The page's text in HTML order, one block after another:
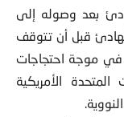
بعد وصوله إلى
الهادئ قبل أن تتوقف
بعد أن تسببت في موجة احتجاجات
المتحدة الأمريكية